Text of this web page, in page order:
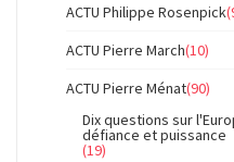
ACTU Philippe Rosenpick
ACTU Pierre March(10)
ACTU Pierre Ménat(90)
Dix questions sur
défiance et puissance
(19)